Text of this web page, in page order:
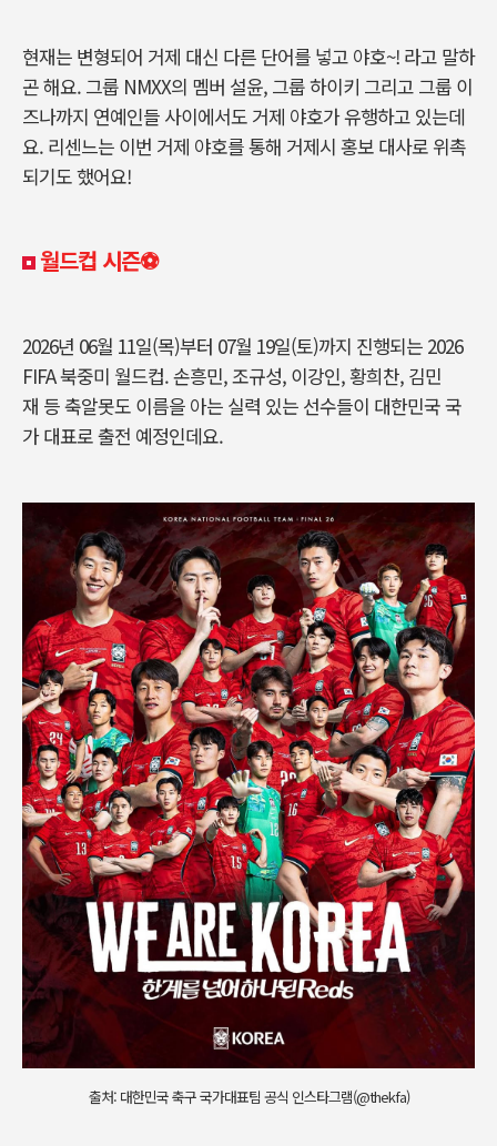
현재는 변형되어 거제 대신 다른 단어를 넣고 야호~! 라고 말하
곤 해요. 그룹 NMXX의 멤버 설윤, 그룹 하이키 그리고 그룹 이
즈나까지 연예인들 사이에서도 거제 야호가 유행하고 있는데
요. 리센느는 이번 거제 야호를 통해 거제시 홍보 대사로 위촉
되기도 했어요!
월드컵 시즌⚽
2026년 06월 11일(목)부터 07월 19일(토)까지 진행되는 2026
FIFA 북중미 월드컵.손흥민, 조규성, 이강인, 황희찬, 김민
재 등 축알못도 이름을 아는 실력 있는 선수들이 대한민국 국
가 대표로 출전 예정인데요.
출처: 대한민국 축구 국가대표팀 공식 인스타그램(@thekfa)